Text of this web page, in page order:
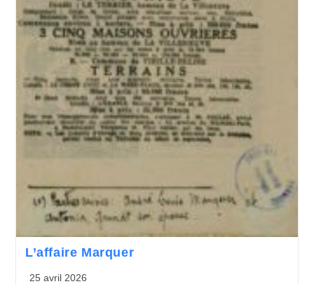
L’affaire Marquer
25 avril 2026